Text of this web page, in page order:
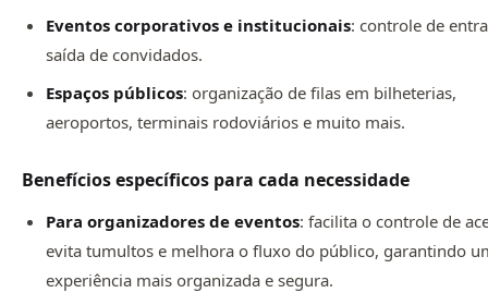
Eventos corporativos e institucionais: controle de
saída de convidados.
Espaços públicos: organização de filas em bilheterias,
aeroportos, terminais rodoviários e muito mais.
Benefícios específicos para cada necessidade
Para organizadores de eventos: facilita o controle de
evita tumultos e melhora o fluxo do público, garantindo
experiência mais organizada e segura.